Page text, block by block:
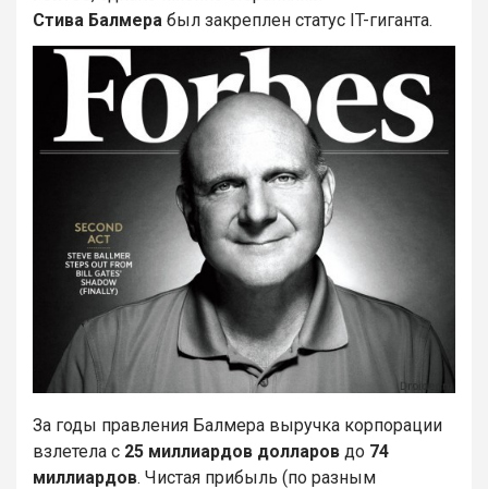
Стива Балмера был закреплен статус IT-гиганта.
За годы правления Балмера выручка корпорации
взлетела с 25 миллиардов долларов до 74
миллиардов. Чистая прибыль (по разным